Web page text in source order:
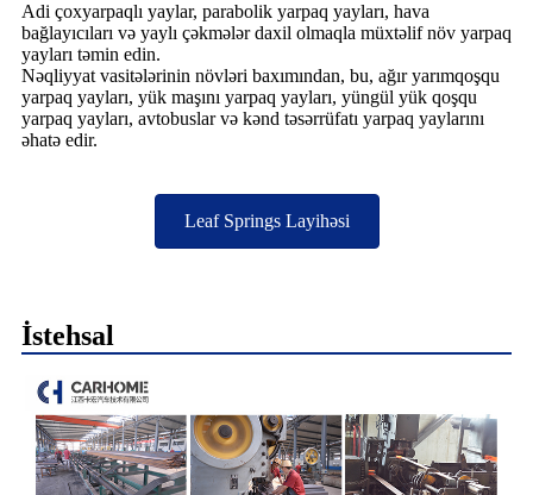
Adi çoxyarpaqlı yaylar, parabolik yarpaq yayları, hava
bağlayıcıları və yaylı çəkmələr daxil olmaqla müxtəlif növ yarpaq
yayları təmin edin.
Nəqliyyat vasitələrinin növləri baxımından, bu, ağır yarımqoşqu
yarpaq yayları, yük maşını yarpaq yayları, yüngül yük qoşqu
yarpaq yayları, avtobuslar və kənd təsərrüfatı yarpaq yaylarını
əhatə edir.
Leaf Springs Layihəsi
İstehsal